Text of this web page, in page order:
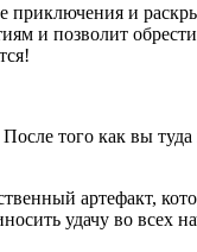
приключения и
и позволит
того как вы туда
артефакт,
удачу во всех